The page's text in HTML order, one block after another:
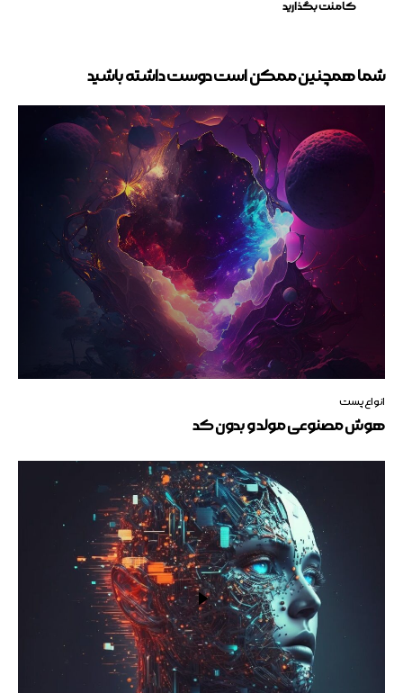
شما همچنین ممکن است دوست داشته باشید
انواع پست
هوش مصنوعی مولد و بدون کد